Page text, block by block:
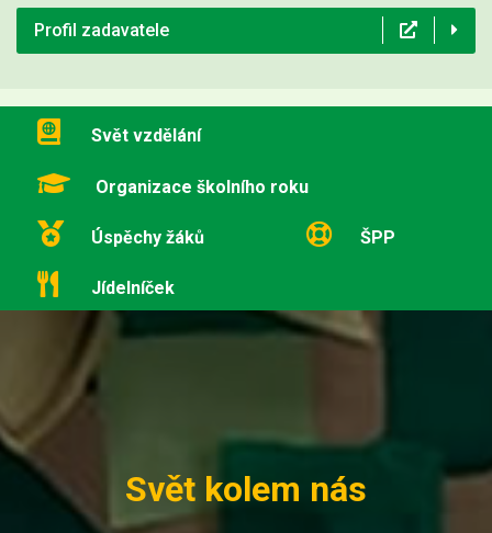
Profil zadavatele
Svět vzdělání
Organizace školního roku
Úspěchy žáků ŠPP
Jídelníček
Svět kolem nás